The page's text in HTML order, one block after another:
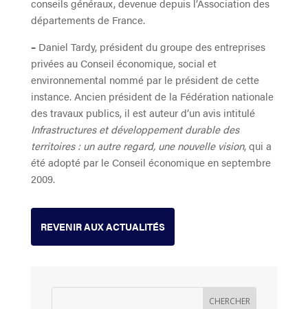
conseils généraux, devenue depuis l’Association des
départements de France.
– Daniel Tardy, président du groupe des entreprises
privées au Conseil économique, social et
environnemental nommé par le président de cette
instance. Ancien président de la Fédération nationale
des travaux publics, il est auteur d’un avis intitulé
Infrastructures et développement durable des
territoires : un autre regard, une nouvelle vision, qui a
été adopté par le Conseil économique en septembre
2009.
REVENIR AUX ACTUALITÉS